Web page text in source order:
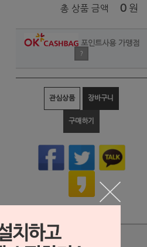
총 상품 금액 0 원
포인트사용 가맹점
?
관심상품 장바구니
구매하기
상품리뷰